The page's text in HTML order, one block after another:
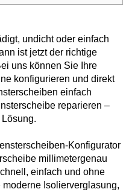
undicht oder einfach
ist jetzt der richtige
uns können Sie Ihre
konfigurieren und direkt
einfach
reparieren –
Konfigurator
millimetergenau
einfach und ohne
Isolierverglasung,